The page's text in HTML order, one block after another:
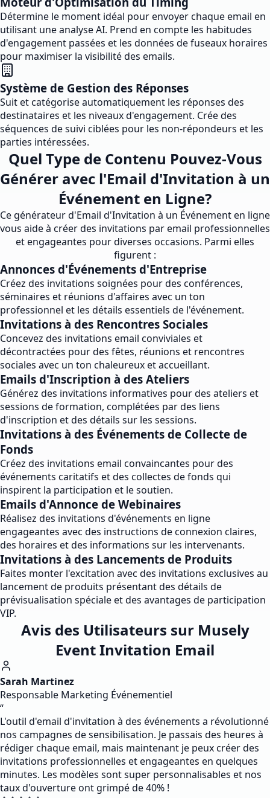
Détermine le moment idéal pour envoyer chaque email en
utilisant une analyse AI. Prend en compte les habitudes
d'engagement passées et les données de fuseaux horaires
pour maximiser la visibilité des emails.
Système de Gestion des Réponses
Suit et catégorise automatiquement les réponses des
destinataires et les niveaux d'engagement. Crée des
séquences de suivi ciblées pour les non-répondeurs et les
parties intéressées.
Quel Type de Contenu Pouvez-Vous
Générer avec l'Email d'Invitation à un
Événement en Ligne?
Ce générateur d'Email d'Invitation à un Événement en ligne
vous aide à créer des invitations par email professionnelles
et engageantes pour diverses occasions. Parmi elles
figurent :
Annonces d'Événements d'Entreprise
Créez des invitations soignées pour des conférences,
séminaires et réunions d'affaires avec un ton
professionnel et les détails essentiels de l'événement.
Invitations à des Rencontres Sociales
Concevez des invitations email conviviales et
décontractées pour des fêtes, réunions et rencontres
sociales avec un ton chaleureux et accueillant.
Emails d'Inscription à des Ateliers
Générez des invitations informatives pour des ateliers et
sessions de formation, complétées par des liens
d'inscription et des détails sur les sessions.
Invitations à des Événements de Collecte de
Fonds
Créez des invitations email convaincantes pour des
événements caritatifs et des collectes de fonds qui
inspirent la participation et le soutien.
Emails d'Annonce de Webinaires
Réalisez des invitations d'événements en ligne
engageantes avec des instructions de connexion claires,
des horaires et des informations sur les intervenants.
Invitations à des Lancements de Produits
Faites monter l'excitation avec des invitations exclusives au
lancement de produits présentant des détails de
prévisualisation spéciale et des avantages de participation
VIP.
Avis des Utilisateurs sur Musely
Event Invitation Email
Sarah Martinez
Responsable Marketing Événementiel
“
L'outil d'email d'invitation à des événements a révolutionné
nos campagnes de sensibilisation. Je passais des heures à
rédiger chaque email, mais maintenant je peux créer des
invitations professionnelles et engageantes en quelques
minutes. Les modèles sont super personnalisables et nos
taux d'ouverture ont grimpé de 40% !